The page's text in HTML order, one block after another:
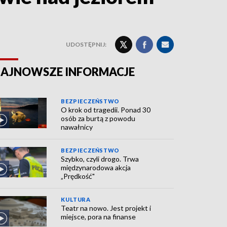
UDOSTĘPNIJ:
INFORMACJE
BEZPIECZEŃSTWO
O krok od tragedii. Ponad 30
osób za burtą z powodu
nawałnicy
BEZPIECZEŃSTWO
Szybko, czyli drogo. Trwa
międzynarodowa akcja
„Prędkość"
KULTURA
Teatr na nowo. Jest projekt i
miejsce, pora na finanse